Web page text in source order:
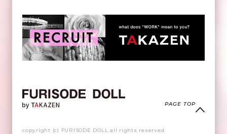
PAGE TOP
copyright (c) FURISODE DOLL all rights reserved.